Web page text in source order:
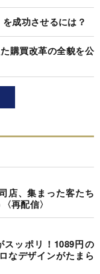
成功させるには？
購買改革の全貌を公
店、集まった客たち
再配信〉
スッポリ！1089円の
なデザインがたまら